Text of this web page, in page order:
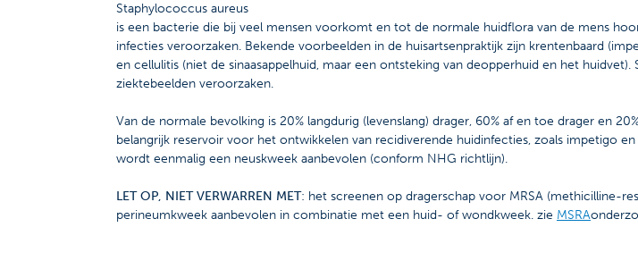
Staphylococcus aureus
is een bacterie die bij veel mensen voorkomt en tot de normale huidflora van de mens
infecties veroorzaken. Bekende voorbeelden in de huisartsenpraktijk zijn krentenbaard
en cellulitis (niet de sinaasappelhuid, maar een ontsteking van deopperhuid en het
ziektebeelden veroorzaken.
Van de normale bevolking is 20% langdurig (levenslang) drager, 60% af en toe drager en
belangrijk reservoir voor het ontwikkelen van recidiverende huidinfecties, zoals impetigo
wordt eenmalig een neuskweek aanbevolen (conform NHG richtlijn).
LET OP, NIET VERWARREN MET: het screenen op dragerschap voor MRSA (methicilline-
perineumkweek aanbevolen in combinatie met een huid- of wondkweek. zie MSRA